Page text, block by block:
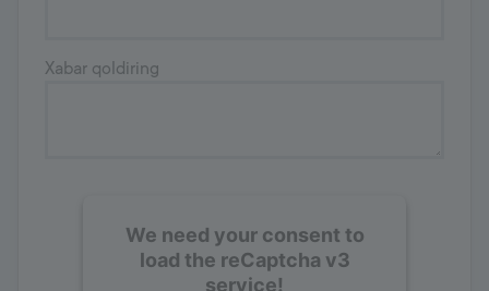
Xabar qoldiring
We need your consent to
load the reCaptcha v3
service!